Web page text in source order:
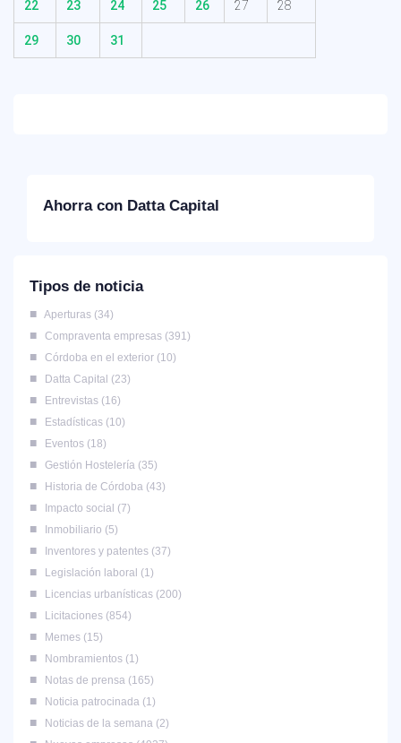
22 23 24 25 26 27 28
29 30 31
Ahorra con Datta Capital
Tipos de noticia
Aperturas 34
Compraventa empresas 391
Córdoba en el exterior 10
Datta Capital
23
Entrevistas 16
Estadísticas 10
Eventos 18
Gestión Hostelería 35
Historia de Córdoba 43
Impacto social
7
Inmobiliario 5
Inventores y patentes 37
Legislación laboral
1
Licencias urbanísticas 200
Licitaciones 854
Memes 15
Nombramientos 1
Notas de prensa 165
Noticia patrocinada 1
Noticias de la semana 2